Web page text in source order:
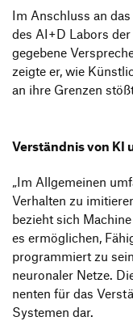
Im Anschluss an
des AI+D Labors
gege­bene
zeigte er, wie
an ihre Grenzen
Verständnis von KI
„Im Allge­meinen
Verhalten zu
bezieht sich
es ermög­li­chen,
program­miert zu
neuro­naler Netze.
nenten für das
Systemen dar.